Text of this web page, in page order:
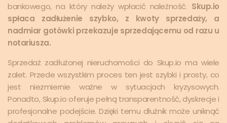
bankowego, na który należy wpłacić należność. Skup.io
spłaca zadłużenie szybko, z kwoty sprzedaży, a
nadmiar gotówki przekazuje sprzedającemu od razu u
notariusza.
Sprzedaż zadłużonej nieruchomości do Skup.io ma wiele
zalet. Przede wszystkim proces ten jest szybki i prosty, co
jest niezmiernie ważne w sytuacjach kryzysowych.
Ponadto, Skup.io oferuje pełną transparentność, dyskrecje i
profesjonalne podejście. Dzięki temu dłużnik może uniknąć